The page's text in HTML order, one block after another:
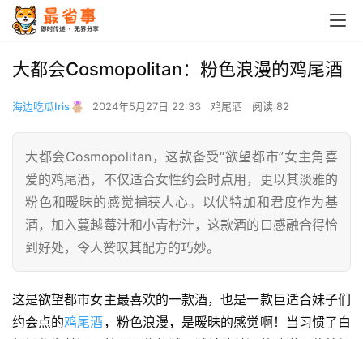
大都会Cosmopolitan：粉色浪漫的鸡尾酒
海边吃瓜Iris 2024年5月27日 22:33 鸡尾酒 阅读 82
大都会Cosmopolitan，这款备受“欲望都市”女主角喜
爱的鸡尾酒，不仅适合女性约会时点用，更以其淡雅的
粉色和暧昧的感觉捕获人心。以伏特加和君度作为基
酒，加入蔓越莓汁和小青柠汁，这款酒的口感融合得恰
到好处，令人赞叹其配方的巧妙。
这是欲望都市女主最喜欢的一款酒，也是一款巨适合妹子们
约会点的鸡尾酒，粉色浪漫，是暧昧的感觉啊！当习惯了白